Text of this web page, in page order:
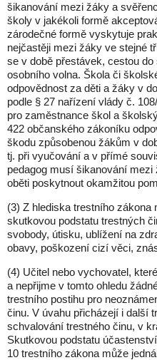
šikanování mezi žáky a
školy v jakékoli formě
zárodečné formě vyskytuje
nejčastěji mezi žáky ve stejné
se v době přestávek, cestou
osobního volna. Škola či
odpovědnost za děti a žáky v
podle § 27 nařízení vlády č.
pro zaměstnance škol a
422 občanského zákoníku
škodu způsobenou žákům v
tj. při vyučování a v přímé
pedagog musí šikanování
oběti poskytnout okamžitou
(3) Z hlediska trestního
skutkovou podstatu trestných
svobody, útisku, ublížení na
obavy, poškození cizí věci,
(4) Učitel nebo vychovatel,
a nepřijme v tomto ohledu
trestního postihu pro
činu. V úvahu přicházejí i další
schvalování trestného činu, v
Skutkovou podstatu
10 trestního zákona může